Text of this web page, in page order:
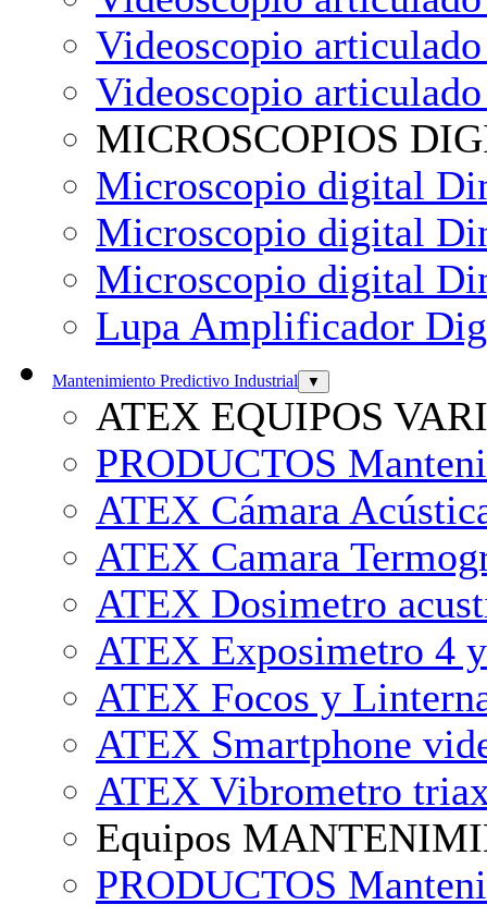
Videoscopio
Videoscopio
MICROSCOPIOS
Microscopio digital
Microscopio digital
Microscopio digital
Lupa Amplificador
Mantenimiento Predictivo Industrial ▼
ATEX EQUIPOS
PRODUCTOS
ATEX Cámara
ATEX Camara
ATEX Dosimetro
ATEX Exposimetro 4
ATEX Focos y
ATEX Smartphone
ATEX Vibrometro
Equipos
PRODUCTOS